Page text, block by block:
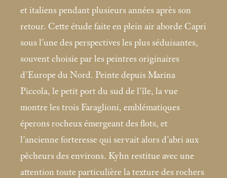
et italiens pendant plusieurs années après son
retour. Cette étude faite en plein air aborde Capri
sous l’une des perspectives les plus séduisantes,
souvent choisie par les peintres originaires
d’Europe du Nord. Peinte depuis Marina
Piccola, le petit port du sud de l’île, la vue
montre les trois Faraglioni, emblématiques
éperons rocheux émergeant des flots, et
l’ancienne forteresse qui servait alors d’abri aux
pêcheurs des environs. Kyhn restitue avec une
attention toute particulière la texture des rochers